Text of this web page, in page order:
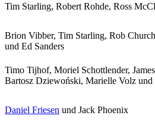
Tim Starling, Robert Rohde, Ross
Brion Vibber, Tim Starling, Rob
und Ed Sanders
Timo Tijhof, Moriel Schottlender,
Bartosz Dziewoński, Marielle Volz und
Daniel Friesen und Jack Phoenix